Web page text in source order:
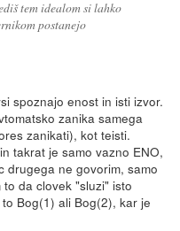
tem idealom si lahko
postanejo
spoznajo enost in isti izvor.
zanika samega
zanikati), kot teisti.
takrat je samo vazno ENO,
drugega ne govorim, samo
da clovek "sluzi" isto
Bog(1) ali Bog(2), kar je